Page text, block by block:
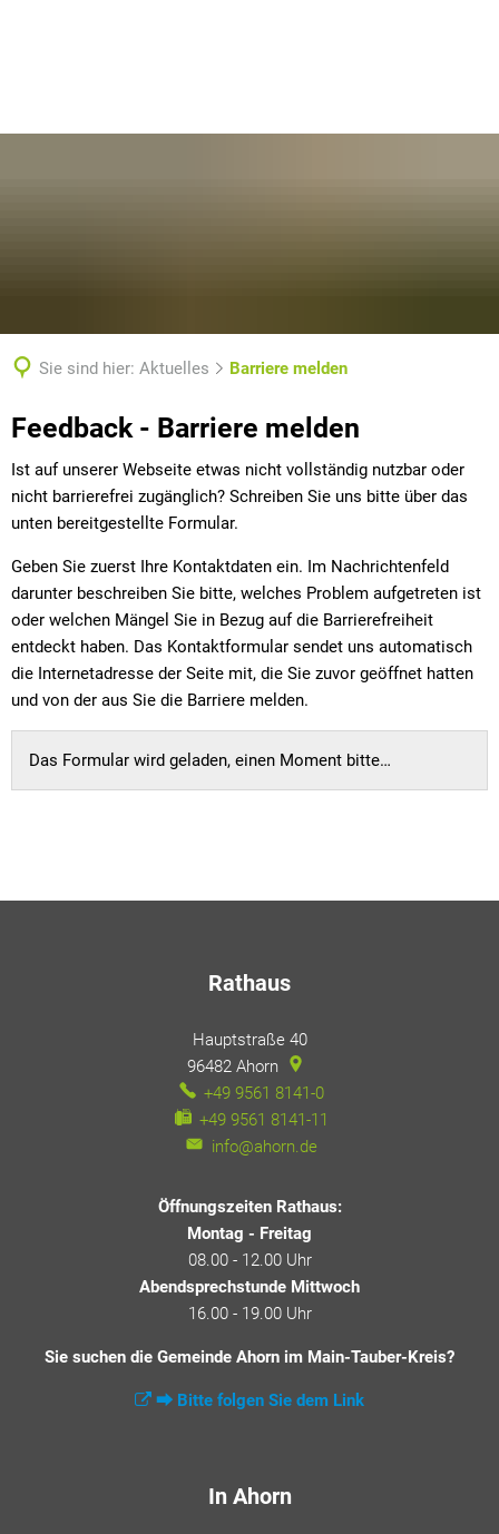
Sie sind hier: Aktuelles Barriere melden
Barriere
melden
Feedback - Barriere melden
Ist auf unserer Webseite etwas nicht vollständig nutzbar oder
nicht barrierefrei zugänglich? Schreiben Sie uns bitte über das
unten bereitgestellte Formular.
Geben Sie zuerst Ihre Kontaktdaten ein. Im Nachrichtenfeld
darunter beschreiben Sie bitte, welches Problem aufgetreten ist
oder welchen Mängel Sie in Bezug auf die Barrierefreiheit
entdeckt haben. Das Kontaktformular sendet uns automatisch
die Internetadresse der Seite mit, die Sie zuvor geöffnet hatten
und von der aus Sie die Barriere melden.
Das Formular wird geladen, einen Moment bitte…
Rathaus
Hauptstraße 40
96482 Ahorn
+49 9561 8141-0
+49 9561 8141-11
info@ahorn.de
Öffnungszeiten Rathaus:
Montag - Freitag
08.00 - 12.00 Uhr
Abendsprechstunde Mittwoch
16.00 - 19.00 Uhr
Sie suchen die Gemeinde Ahorn im Main-Tauber-Kreis?
⮕ Bitte folgen Sie dem Link
In Ahorn